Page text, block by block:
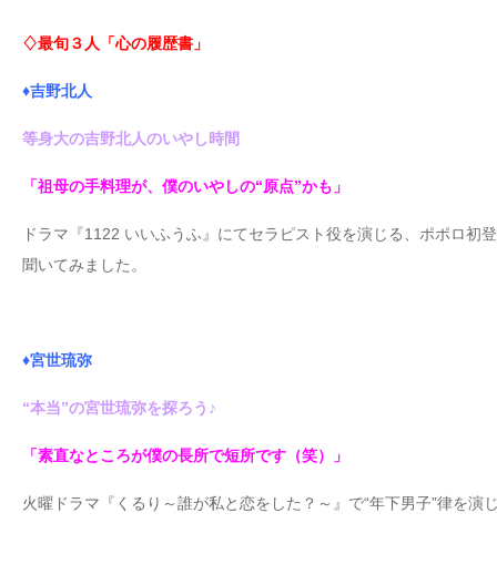
♢最旬３人「心の履歴書」
♦吉野北人
等身大の吉野北人のいやし時間
「祖母の手料理が、僕のいやしの“原点”かも」
ドラマ『1122 いいふうふ』にてセラピスト役を演じる、ポポロ
聞いてみました。
♦宮世琉弥
“本当”の宮世琉弥を探ろう♪
「素直なところが僕の長所で短所です（笑）」
火曜ドラマ『くるり～誰が私と恋をした？～』で“年下男子”律を